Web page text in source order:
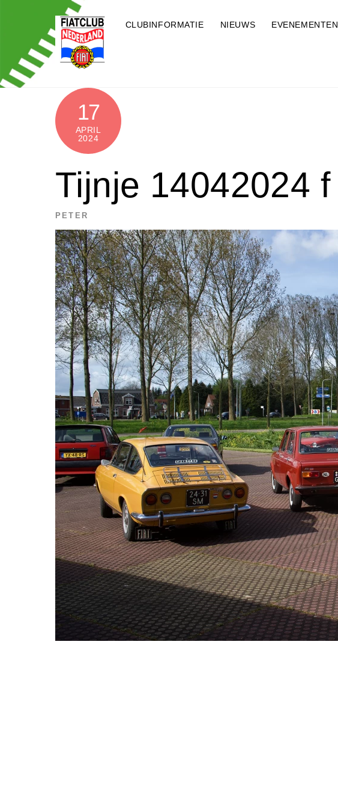
CLUBINFORMATIE NIEUWS EVENEMENTEN
17
APRIL
2024
Tijnje 14042024 f
PETER